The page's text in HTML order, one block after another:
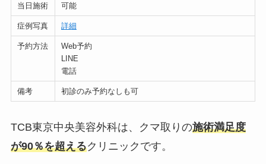
当日施術 可能
症例写真 詳細
予約方法
Web予約
LINE
電話
備考 初診のみ予約なしも可
TCB東京中央美容外科は、クマ取りの施術満足度
が90％を超えるクリニックです。